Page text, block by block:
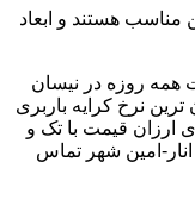
10 چرخ ها برای جابه جایی بار تا 15 تن مناسب هستند و ابعاد
همه روزه در نیسان
نرخ کرایه باربری
ارزان قیمت با تک و
انار-امین شهر تماس